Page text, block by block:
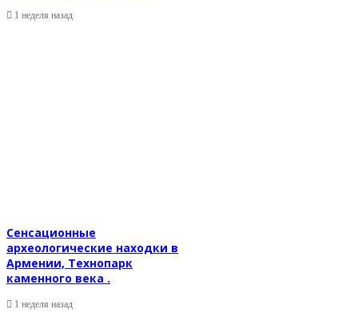
1 неделя назад
Сенсационные
археологические находки в
Армении, Технопарк
каменного века .
1 неделя назад